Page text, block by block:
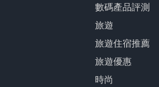
數碼產品評測
旅遊
旅遊住宿推薦
旅遊優惠
時尚